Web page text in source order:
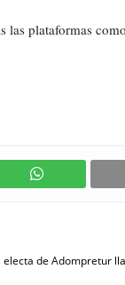
las plataformas
electa de Adompretur